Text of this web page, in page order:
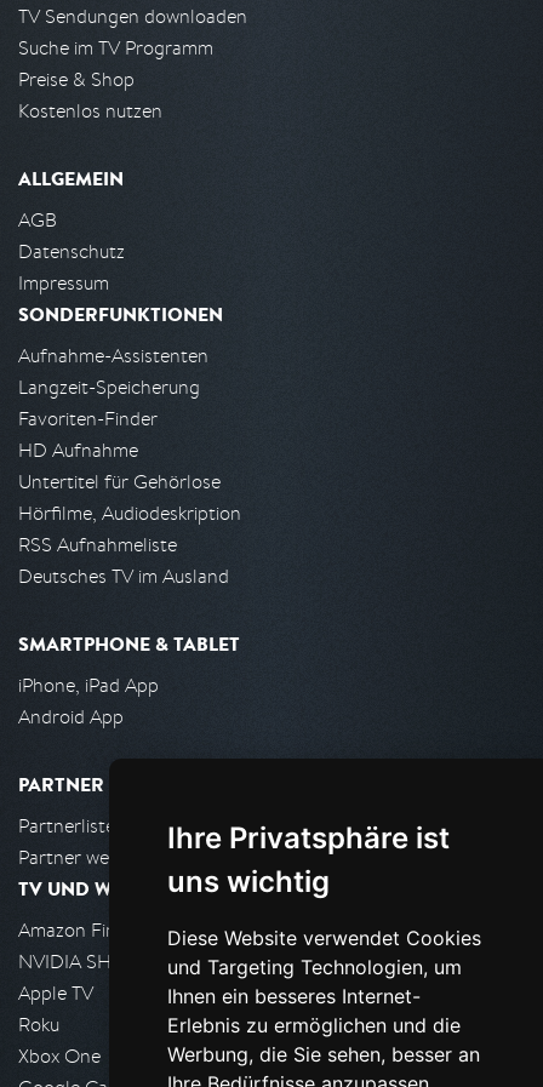
Ihre Privatsphäre ist
uns wichtig
Diese Website verwendet Cookies
und Targeting Technologien, um
Ihnen ein besseres Internet-
Erlebnis zu ermöglichen und die
Werbung, die Sie sehen, besser an
TV Sendungen downloaden
Suche im TV Programm
Preise & Shop
Kostenlos nutzen
ALLGEMEIN
AGB
Datenschutz
Impressum
SONDERFUNKTIONEN
Aufnahme-Assistenten
Langzeit-Speicherung
Favoriten-Finder
HD Aufnahme
Untertitel für Gehörlose
Hörfilme, Audiodeskription
RSS Aufnahmeliste
Deutsches TV im Ausland
SMARTPHONE & TABLET
iPhone, iPad App
Android App
PARTNER
Partnerliste
Partner werden
TV UND WOHNZIMMER
Amazon FireTV
NVIDIA SHIELD, Google TV
Apple TV
Roku
Xbox One